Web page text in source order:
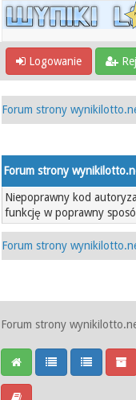
Logowanie
Forum strony
Forum strony
Niepoprawny kod
funkcję w poprawny
Forum strony
Forum strony